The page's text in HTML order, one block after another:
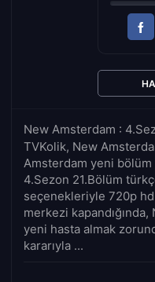
New Amsterdam :
TVKolik, New
Amsterdam yeni
4.Sezon 21.Bölüm
seçenekleriyle 720p hd
merkezi
yeni hasta almak
kararıyla ...